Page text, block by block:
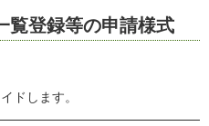
覧登録等の申請様式
ドします。